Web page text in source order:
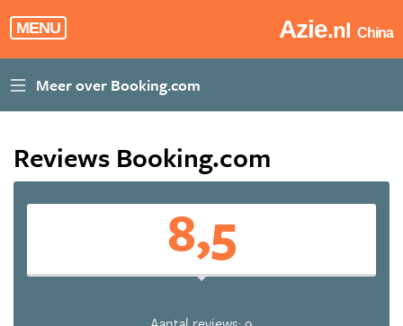
MENU Azie.nl China
Reviews Booking.com
8,5